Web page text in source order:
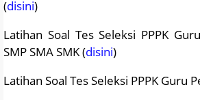
(disini)
Latihan Soal Tes Seleksi PPPK
SMP SMA SMK (disini)
Latihan Soal Tes Seleksi PPPK Guru